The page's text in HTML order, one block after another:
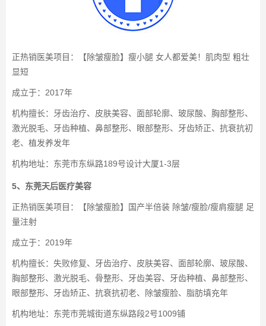
正热销医美项目：【除皱瘦脸】瘦小腿 女人都爱美！肌肉型 粗壮
显短
成立于：2017年
机构擅长：牙齿治疗、皮肤美容、面部轮廓、玻尿酸、胸部整形、
激光脱毛、牙齿种植、鼻部整形、眼部整形、牙齿矫正、抗衰抗初
老、植发养发年
机构地址：东莞市东纵路189号设计大厦1-3层
5、东莞天后医疗美容
正热销医美项目：【除皱瘦脸】国产半倍装 除皱/瘦脸/瘦肩瘦腿 足
量注射
成立于：2019年
机构擅长：失败修复、牙齿治疗、皮肤美容、面部轮廓、玻尿酸、
胸部整形、激光脱毛、骨整形、牙齿美容、牙齿种植、鼻部整形、
眼部整形、牙齿矫正、抗衰抗初老、除皱瘦脸、脂肪填充年
机构地址：东莞市莞城街道东纵路段2号1009铺